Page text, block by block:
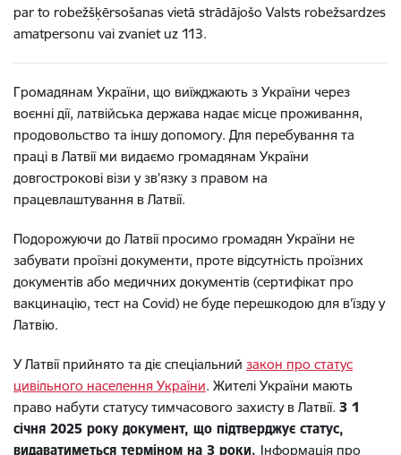
par to robežšķērsošanas vietā strādājošo Valsts robežsardzes
amatpersonu vai zvaniet uz 113.
Громадянам України, що виїжджають з України через
воєнні дії, латвійська держава надає місце проживання,
продовольство та іншу допомогу. Для перебування та
праці в Латвії ми видаємо громадянам України
довгострокові візи у зв’язку з правом на
працевлаштування в Латвії.
Подорожуючи до Латвії просимо громадян України не
забувати проїзні документи, проте відсутність проїзних
документів або медичних документів (сертифікат про
вакцинацію, тест на Covid) не буде перешкодою для в’їзду у
Латвію.
У Латвії прийнято та діє спеціальний закон про статус
цивільного населення України. Жителі України мають
право набути статусу тимчасового захисту в Латвії. З 1
січня 2025 року документ, що підтверджує статус,
видаватиметься терміном на 3 роки. Інформація про